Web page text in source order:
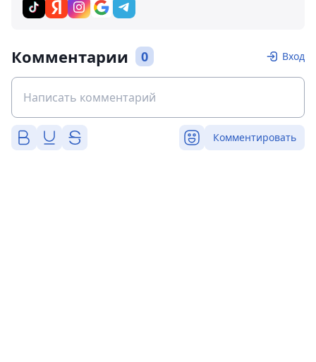
Комментарии 0 Вход
Комментировать